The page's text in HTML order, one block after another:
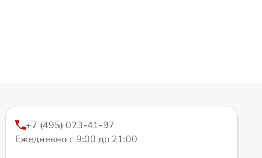
+7 (495) 023-41-97
Ежедневно с 9:00 до 21:00